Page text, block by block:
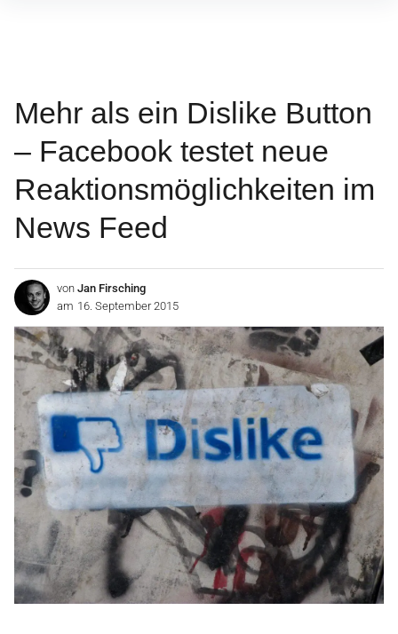
Mehr als ein Dislike Button
– Facebook testet neue
Reaktionsmöglichkeiten im
News Feed
von Jan Firsching
am 16. September 2015